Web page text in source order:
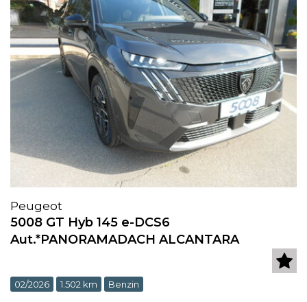
Peugeot
5008 GT Hyb 145 e-DCS6
Aut.*PANORAMADACH ALCANTARA
02/2026 1.502 km Benzin